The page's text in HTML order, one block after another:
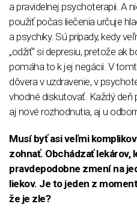
a pravidelnej psychoterapii. A
použiť počas liečenia určuje
a psychiky. Sú prípady, kedy
„odžiť“ si depresiu, pretože ak
pomáha to k jej negácii. V
dôvera v uzdravenie, v
vhodné diskutovať. Každý
aj nové rozhodnutia, aj u
Musí byť asi veľmi
zohnať. Obchádzať lekárov,
pravdepodobne zmení na
liekov. Je to jeden z
že je zle?